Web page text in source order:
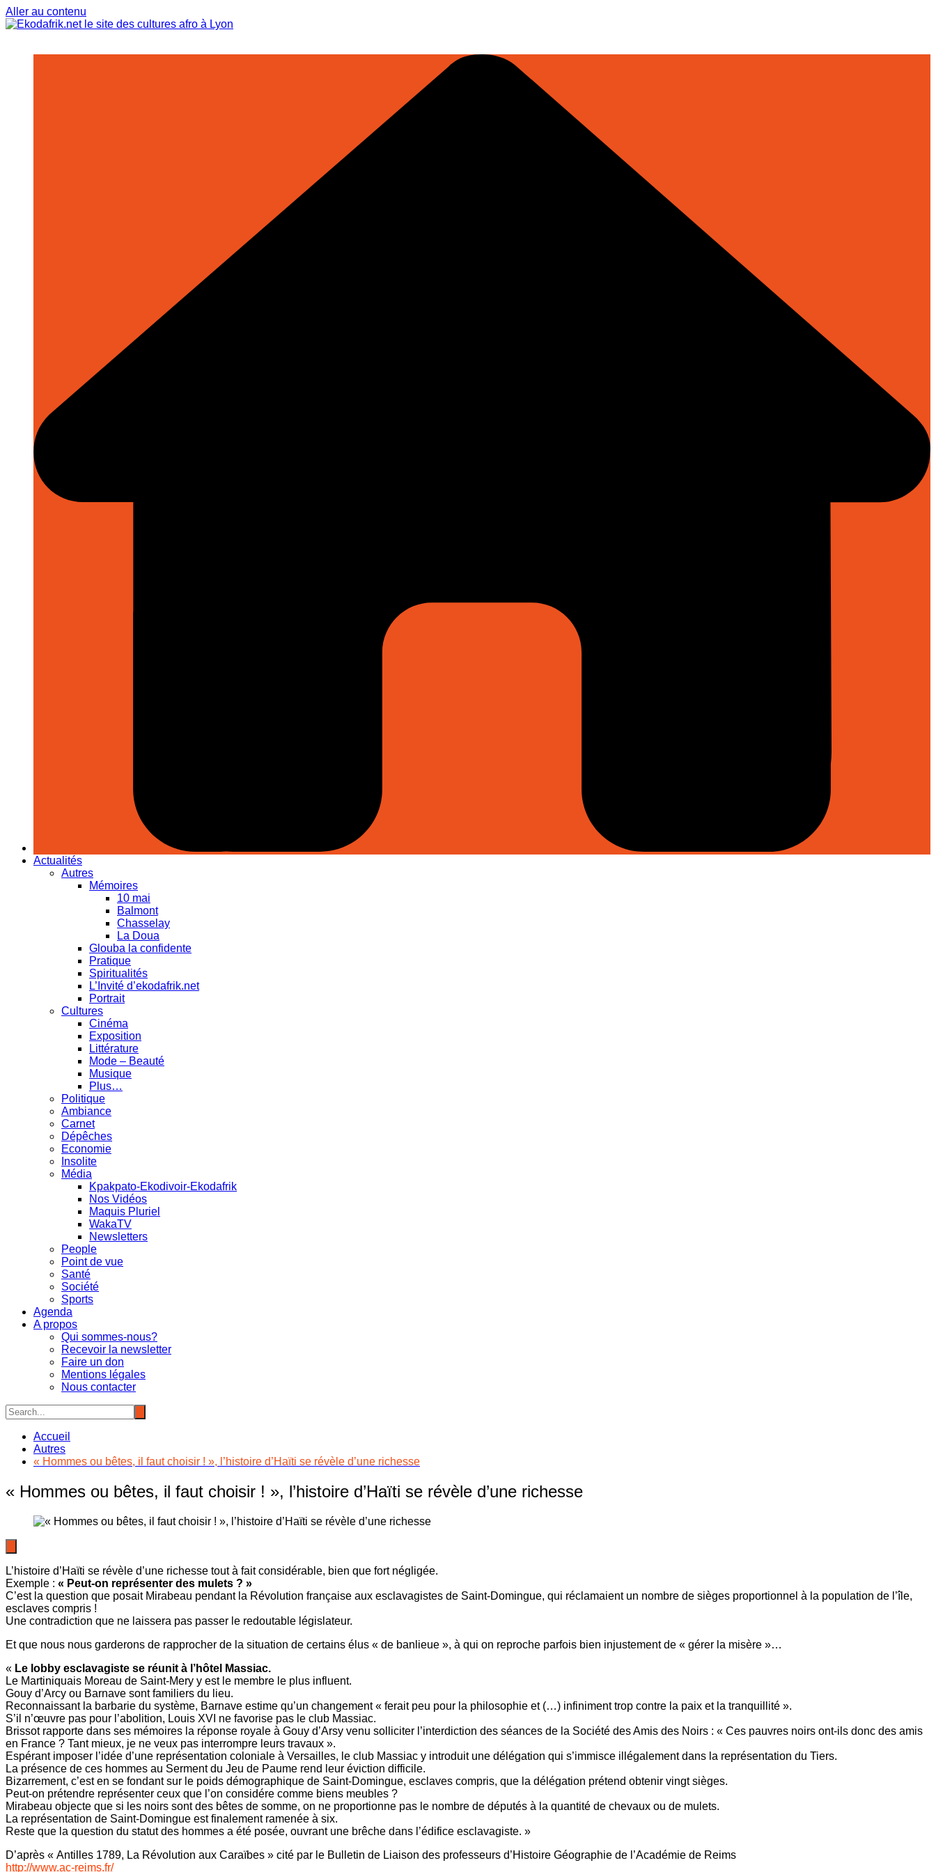
Aller au contenu
Actualités
Autres
Mémoires
10 mai
Balmont
Chasselay
La Doua
Glouba la confidente
Pratique
Spiritualités
L’Invité d’ekodafrik.net
Portrait
Cultures
Cinéma
Exposition
Littérature
Mode – Beauté
Musique
Plus…
Politique
Ambiance
Carnet
Dépêches
Economie
Insolite
Média
Kpakpato-Ekodivoir-Ekodafrik
Nos Vidéos
Maquis Pluriel
WakaTV
Newsletters
People
Point de vue
Santé
Société
Sports
Agenda
A propos
Qui sommes-nous?
Recevoir la newsletter
Faire un don
Mentions légales
Nous contacter
Accueil
Autres
« Hommes ou bêtes, il faut choisir ! », l’histoire d’Haïti se révèle d’une richesse
« Hommes ou bêtes, il faut choisir ! », l’histoire d’Haïti se révèle d’une richesse
L’histoire d’Haïti se révèle d’une richesse tout à fait considérable, bien que fort négligée.
Exemple : « Peut-on représenter des mulets ? »
C’est la question que posait Mirabeau pendant la Révolution française aux esclavagistes de Saint-Domingue, qui réclamaient un nombre de sièges proportionnel à la population de l’île,
esclaves compris !
Une contradiction que ne laissera pas passer le redoutable législateur.
Et que nous nous garderons de rapprocher de la situation de certains élus « de banlieue », à qui on reproche parfois bien injustement de « gérer la misère »…
« Le lobby esclavagiste se réunit à l’hôtel Massiac.
Le Martiniquais Moreau de Saint-Mery y est le membre le plus influent.
Gouy d’Arcy ou Barnave sont familiers du lieu.
Reconnaissant la barbarie du système, Barnave estime qu’un changement « ferait peu pour la philosophie et (…) infiniment trop contre la paix et la tranquillité ».
S’il n’œuvre pas pour l’abolition, Louis XVI ne favorise pas le club Massiac.
Brissot rapporte dans ses mémoires la réponse royale à Gouy d’Arsy venu solliciter l’interdiction des séances de la Société des Amis des Noirs : « Ces pauvres noirs ont-ils donc des amis
en France ? Tant mieux, je ne veux pas interrompre leurs travaux ».
Espérant imposer l’idée d’une représentation coloniale à Versailles, le club Massiac y introduit une délégation qui s’immisce illégalement dans la représentation du Tiers.
La présence de ces hommes au Serment du Jeu de Paume rend leur éviction difficile.
Bizarrement, c’est en se fondant sur le poids démographique de Saint-Domingue, esclaves compris, que la délégation prétend obtenir vingt sièges.
Peut-on prétendre représenter ceux que l’on considére comme biens meubles ?
Mirabeau objecte que si les noirs sont des bêtes de somme, on ne proportionne pas le nombre de députés à la quantité de chevaux ou de mulets.
La représentation de Saint-Domingue est finalement ramenée à six.
Reste que la question du statut des hommes a été posée, ouvrant une brêche dans l’édifice esclavagiste. »
D’après « Antilles 1789, La Révolution aux Caraïbes » cité par le Bulletin de Liaison des professeurs d’Histoire Géographie de l’Académie de Reims
http://www.ac-reims.fr/